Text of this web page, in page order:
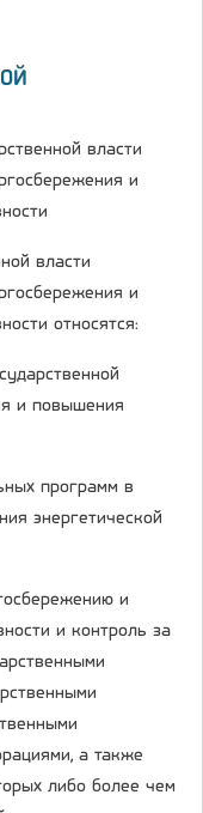
власти
и
власти
и
относятся:
и повышения
программ в
энергетической
и
и контроль за
а также
либо более чем